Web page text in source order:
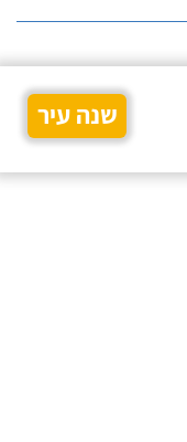
שנה עיר